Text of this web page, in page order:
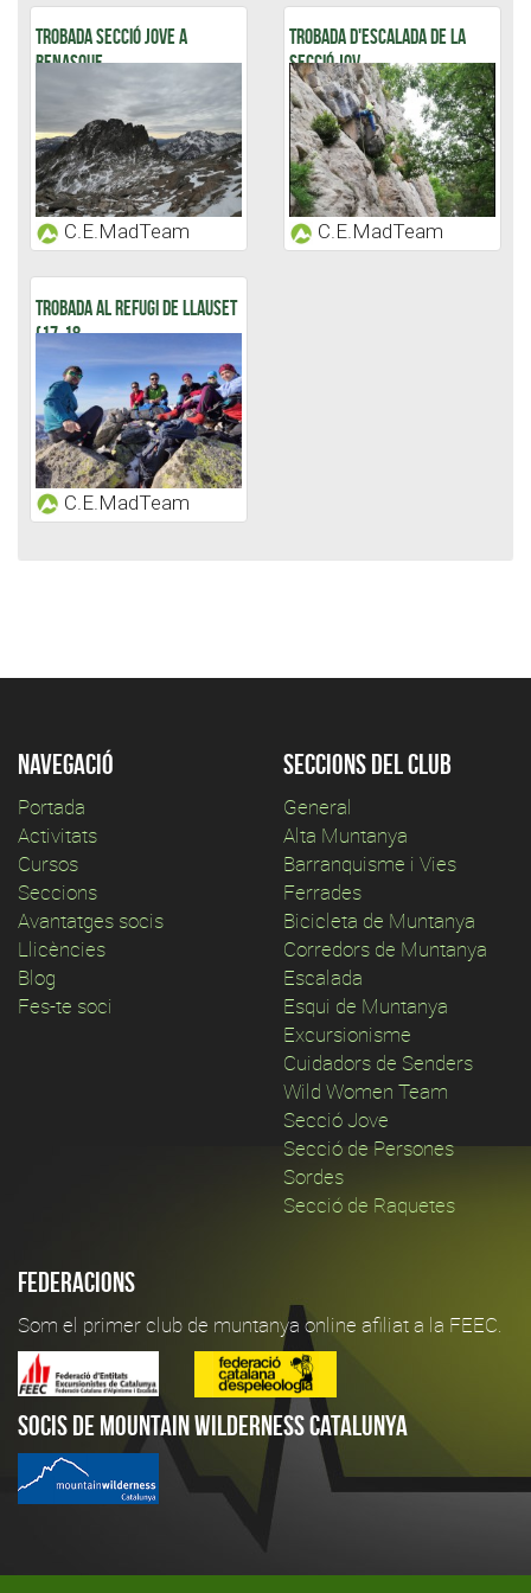
TROBADA SECCIÓ JOVE A
BENASQUE
C.E.MadTeam
TROBADA D'ESCALADA DE LA
SECCIÓ JOV...
C.E.MadTeam
TROBADA AL REFUGI DE LLAUSET
(17-18...
C.E.MadTeam
Navegació
Portada
Activitats
Cursos
Seccions
Avantatges socis
Llicències
Blog
Fes-te soci
Seccions del club
General
Alta Muntanya
Barranquisme i Vies
Ferrades
Bicicleta de Muntanya
Corredors de Muntanya
Escalada
Esqui de Muntanya
Excursionisme
Cuidadors de Senders
Wild Women Team
Secció Jove
Secció de Persones
Sordes
Secció de Raquetes
Federacions
Som el primer club de muntanya online afiliat a la FEEC.
Socis de Mountain Wilderness Catalunya